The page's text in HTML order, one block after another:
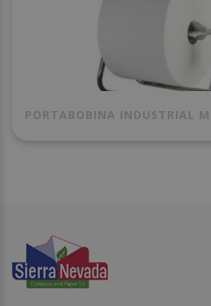
PORTABOBINA INDUSTRIAL